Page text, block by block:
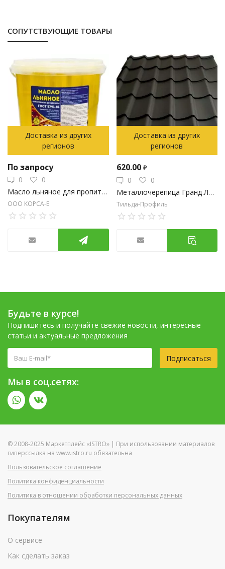
СОПУТСТВУЮЩИЕ ТОВАРЫ
Доставка из других
регионов
По запросу
0
0
Масло льняное для пропитки древесины
ООО КОРСА-Е
Доставка из других
регионов
620.00 ₽
0
0
Металлочерепица Гранд Лайн
Тильда-Профиль
Будьте в курсе!
Подпишитесь и получайте свежие новости, интересные
статьи и актуальные предложения
Подписаться
Мы в соц.сетях:
© 2008-2025 Маркетплейс «ISTRO» | При использовании материалов
гиперссылка на www.istro.ru обязательна
Пользовательское соглашение
Политика конфиденциальности
Политика в отношении обработки персональных данных
Покупателям
О сервисе
Как сделать заказ